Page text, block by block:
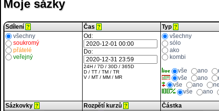
Moje sázky
Sdílení ? Čas ? Typ ?
všechny
soukromý
přátelé
veřejný
Od:
Do:
24H / 7D / 30D / 365D
D / TT / TM / TR
V / MT / MM / MR
všechny
sólo
ako
kombi
vše ano
vše
ano
vše
ano
vše
ano
Sázkovky ? Rozpětí kurzů ? Částka